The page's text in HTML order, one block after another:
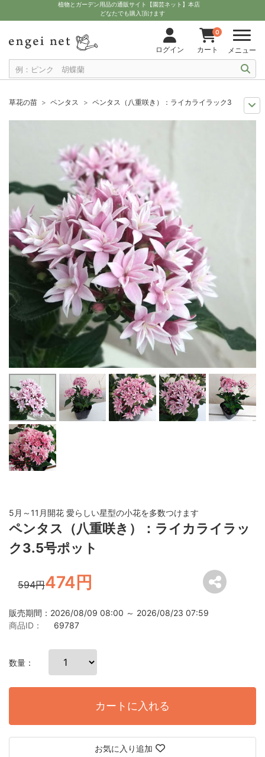
植物とガーデン用品の通販サイト【園芸ネット】本店
どなたでも購入頂けます
ログイン
0
カート メニュー
草花の苗 ペンタス
ペンタス（八重咲き）：ライカライラック3.5号ポッ
セール
草花 ハーブ・野菜苗
ペンタス（八重咲き）：ライカライラック
季節を彩る夏の草花
花壇におすすめ ペンタス（八重咲き）：ライカライラック3.5
5月～11月開花 愛らしい星型の小花を多数つけます
ペンタス（八重咲き）：ライカライラッ
ク3.5号ポット
594円474円
販売期間：2026/08/09 08:00 ～ 2026/08/23 07:59
商品ID：
69787
数量：
カートに入れる
お気に入り追加